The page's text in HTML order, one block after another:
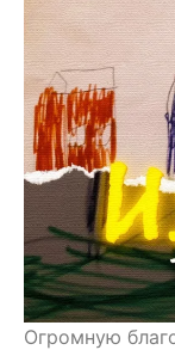
Огромную